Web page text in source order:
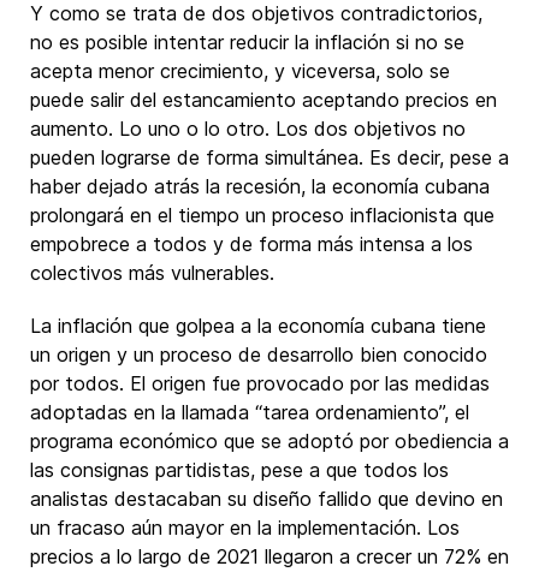
Y como se trata de dos objetivos contradictorios,
no es posible intentar reducir la inflación si no se
acepta menor crecimiento, y viceversa, solo se
puede salir del estancamiento aceptando precios en
aumento. Lo uno o lo otro. Los dos objetivos no
pueden lograrse de forma simultánea. Es decir, pese a
haber dejado atrás la recesión, la economía cubana
prolongará en el tiempo un proceso inflacionista que
empobrece a todos y de forma más intensa a los
colectivos más vulnerables.
La inflación que golpea a la economía cubana tiene
un origen y un proceso de desarrollo bien conocido
por todos. El origen fue provocado por las medidas
adoptadas en la llamada “tarea ordenamiento”, el
programa económico que se adoptó por obediencia a
las consignas partidistas, pese a que todos los
analistas destacaban su diseño fallido que devino en
un fracaso aún mayor en la implementación. Los
precios a lo largo de 2021 llegaron a crecer un 72% en